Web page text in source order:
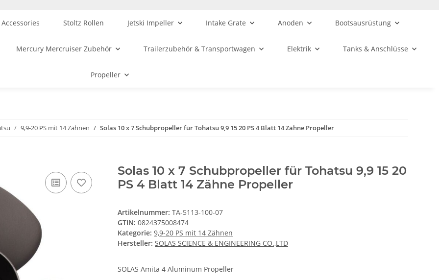
Accessories Stoltz Rollen Jetski Impeller Intake Grate Anoden Bootsausrüstung
Mercury Mercruiser Zubehör Trailerzubehör & Transportwagen Elektrik Tanks & Anschlüsse
Propeller
9,9-20 PS mit 14 Zähnen Solas 10 x 7 Schubpropeller für Tohatsu 9,9 15 20 PS 4 Blatt 14 Zähne Propeller
Solas 10 x 7 Schubpropeller für Tohatsu 9,9 15 20
PS 4 Blatt 14 Zähne Propeller
Artikelnummer: TA-5113-100-07
GTIN: 0824375008474
Kategorie: 9,9-20 PS mit 14 Zähnen
Hersteller: SOLAS SCIENCE & ENGINEERING CO.,LTD
SOLAS Amita 4 Aluminum Propeller